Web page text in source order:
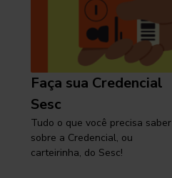
Faça sua Credencial
Sesc
Tudo o que você precisa saber
sobre a Credencial, ou
carteirinha, do Sesc!